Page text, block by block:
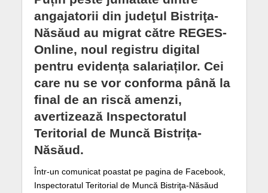
angajatorii din judeţul Bistriţa-
Năsăud au migrat către REGES-
Online, noul registru digital
pentru evidența salariaților. Cei
care nu se vor conforma până la
final de an riscă amenzi,
avertizează Inspectoratul
Teritorial de Muncă Bistrița-
Năsăud.
Într-un comunicat poastat pe pagina de Facebook,
Inspectoratul Teritorial de Muncă Bistriţa-Năsăud